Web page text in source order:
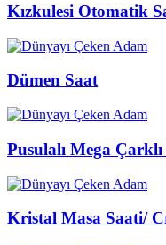
Kızkulesi Otomatik
Dümen Saat
Pusulalı Mega
Kristal Masa Saati/